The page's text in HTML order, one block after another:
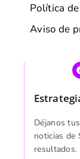
AVISO DE
Utilizamos
navegación,
y analizar
Política
Aviso de
Déjanos
noticias de
resultados.